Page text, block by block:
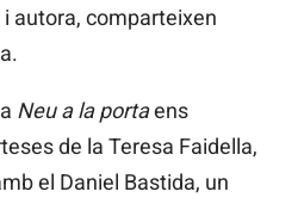
autora, comparteixen
Neu a la portaens
de la Teresa Faidella,
el Daniel Bastida, un